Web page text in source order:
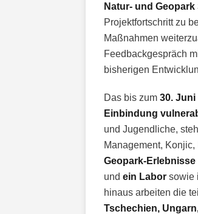
Natur- und
Projektfortschritt zu
Maßnahmen
Feedbackgespräch
bisherigen
Das bis zum 30. Juni
Einbindung
und Jugendliche,
Management,
Geopark-Erlebnisse
und ein Laborsowie
hinaus arbeiten die
Tschechien,